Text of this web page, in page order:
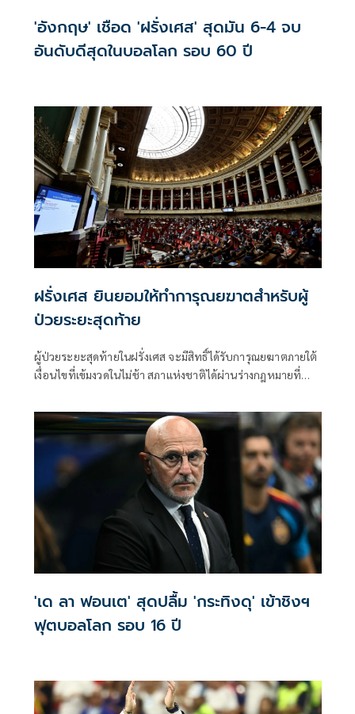
'อังกฤษ' เชือด 'ฝรั่งเศส' สุดมัน 6-4 จบ
อันดับดีสุดในบอลโลก รอบ 60 ปี
ฝรั่งเศส ยินยอมให้ทำการุณยฆาตสำหรับผู้
ป่วยระยะสุดท้าย
ผู้ป่วยระยะสุดท้ายในฝรั่งเศส จะมีสิทธิ์ได้รับการุณยฆาตภายใต้
เงื่อนไขที่เข้มงวดในไม่ช้า สภาแห่งชาติได้ผ่านร่างกฎหมายที่
'เด ลา ฟอนเต' สุดปลื้ม 'กระทิงดุ' เข้าชิงฯ
ฟุตบอลโลก รอบ 16 ปี